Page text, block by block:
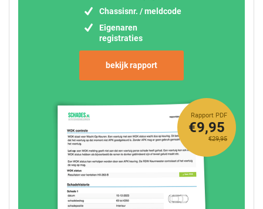
Chassisnr. / meldcode
Eigenaren
registraties
bekijk rapport
Rapport PDF
€29,95
€9,95